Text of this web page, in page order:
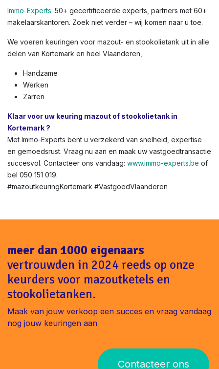
Immo-Experts: 50+ gecertificeerde experts, partners met 60+
makelaarskantoren. Zoek niet verder – wij komen naar u toe.
We voeren keuringen voor mazout- en stookolietank uit in alle
delen van Kortemark en heel Vlaanderen,
Handzame
Werken
Zarren
Klaar voor uw keuring mazout of stookolietank in
Kortemark ?
Met Immo-Experts bent u verzekerd van snelheid, expertise
en gemoedsrust. Vraag nu aan en maak uw vastgoedtransactie
succesvol. Contacteer ons vandaag: www.immo-experts.be of
bel 050 151 019.
#mazoutkeuringKortemark #VastgoedVlaanderen
meer dan 1000 eigenaars
vertrouwden in 2024 reeds op onze
keurders voor mazoutketels en
stookolietanken.
Maak van jouw verkoop een succes en vraag vandaag
nog jouw keuringen aan
Contacteer ons